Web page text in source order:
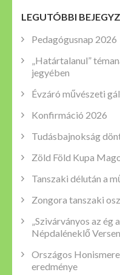
LEGUTÓBBI
Pedagógusnap 2026
„Határtalanul”
jegyében
Évzáró művészeti
Konfirmáció 2026
Tudásbajnokság
Zöld Föld Kupa
Tanszaki délután a
Zongora tanszaki
„Szivárványos az ég
Népdaléneklő
Országos
eredménye